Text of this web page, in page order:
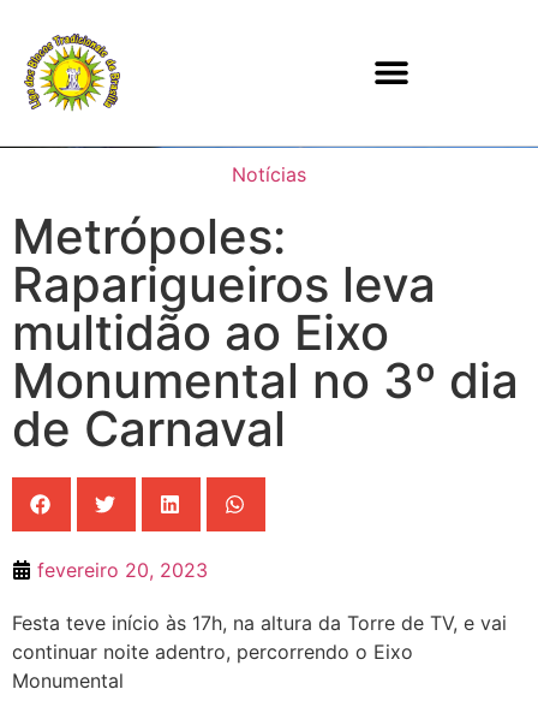
Notícias
Metrópoles:
Raparigueiros leva
multidão ao Eixo
Monumental no 3º dia
de Carnaval
fevereiro 20, 2023
Festa teve início às 17h, na altura da Torre de TV, e vai
continuar noite adentro, percorrendo o Eixo
Monumental